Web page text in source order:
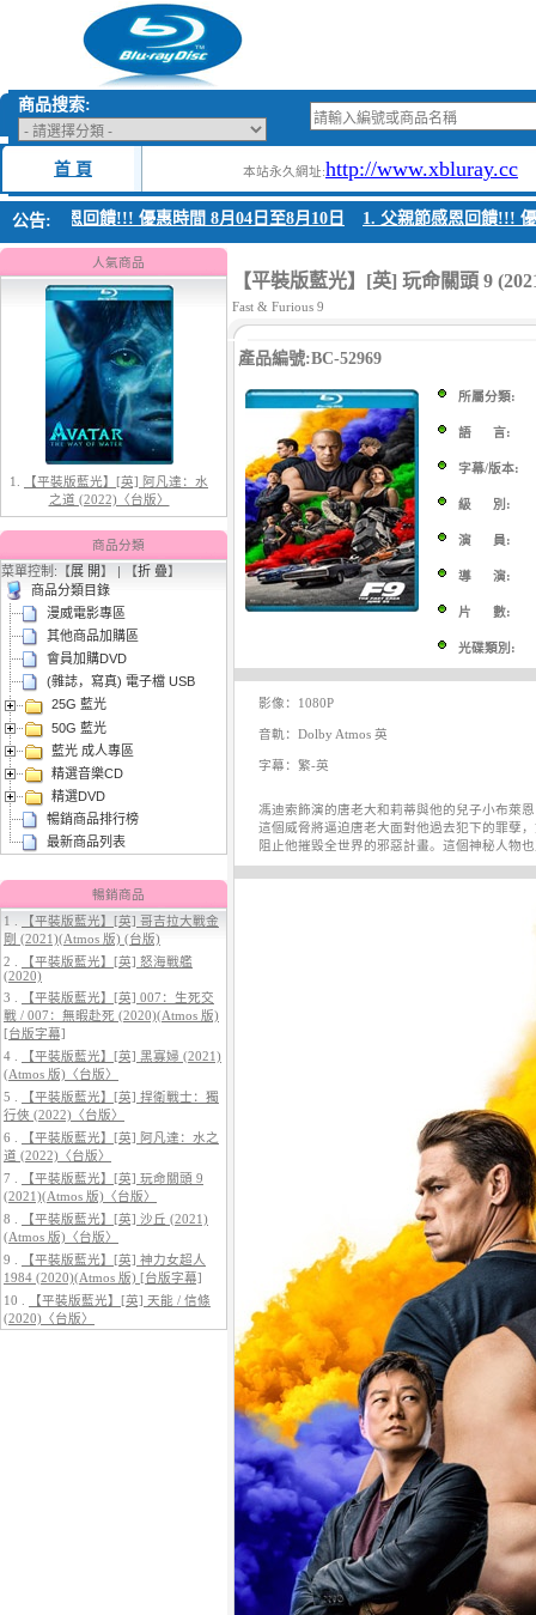
商品搜索:
首 頁 本站永久網址:http://www.xbluray.cc
公告:
親節感恩回饋!!! 優惠時間 8月04日至8月10日 1. 父親節感恩回饋!!! 優
人氣商品
1.【平裝版藍光】[英] 阿凡達：水
之道 (2022)〈台版〉
(2026)[台版字幕]
3. 【平裝版藍光】[英] 曼達洛人與
古古 (2026)[台版字幕]
4.【平裝版藍光】[英] 穿著PRADA
的惡魔 2 (2026)[台版字幕]
【平裝版藍光】[英] 阿凡達3：火
與燼 (2025)(Atmos 版)〈台版〉
商品分類
菜單控制:【展 開】 | 【折 疊】
商品分類目錄
漫威電影專區
其他商品加購區
會員加購DVD
(雜誌，寫真) 電子檔 USB
25G 藍光
50G 藍光
藍光 成人專區
精選音樂CD
精選DVD
暢銷商品排行榜
最新商品列表
暢銷商品
1 .
【平裝版藍光】[英] 哥吉拉大戰金
剛 (2021)(Atmos 版) (台版)
2 .
【平裝版藍光】[英] 怒海戰艦
(2020)
3 .
【平裝版藍光】[英] 007：生死交
戰 / 007：無暇赴死 (2020)(Atmos 版)
[台版字幕]
4 .
【平裝版藍光】[英] 黑寡婦 (2021)
(Atmos 版)〈台版〉
5 .
【平裝版藍光】[英] 捍衛戰士：獨
行俠 (2022)〈台版〉
6 .
【平裝版藍光】[英] 阿凡達：水之
道 (2022)〈台版〉
7 .
【平裝版藍光】[英] 玩命關頭 9
(2021)(Atmos 版)〈台版〉
8 .
【平裝版藍光】[英] 沙丘 (2021)
(Atmos 版)〈台版〉
9 .
【平裝版藍光】[英] 神力女超人
1984 (2020)(Atmos 版) [台版字幕]
10 .
【平裝版藍光】[英] 天能 / 信條
(2020)〈台版〉
【平裝版藍光】[英] 玩命關頭 9
Fast & Furious 9
產品編號:BC-52969
所屬分類:
語 言:
字幕/版本:
級 別:
演 員:
導 演:
片 數:
光碟類別:
影像：1080P
音軌：Dolby Atmos 英
字幕：繁-英
馮迪索飾演的唐老大和莉蒂與他的兒子小布萊
這個威脅將逼迫唐老大面對他過去犯下的罪孽
阻止他摧毀全世界的邪惡計畫。這個神秘人物